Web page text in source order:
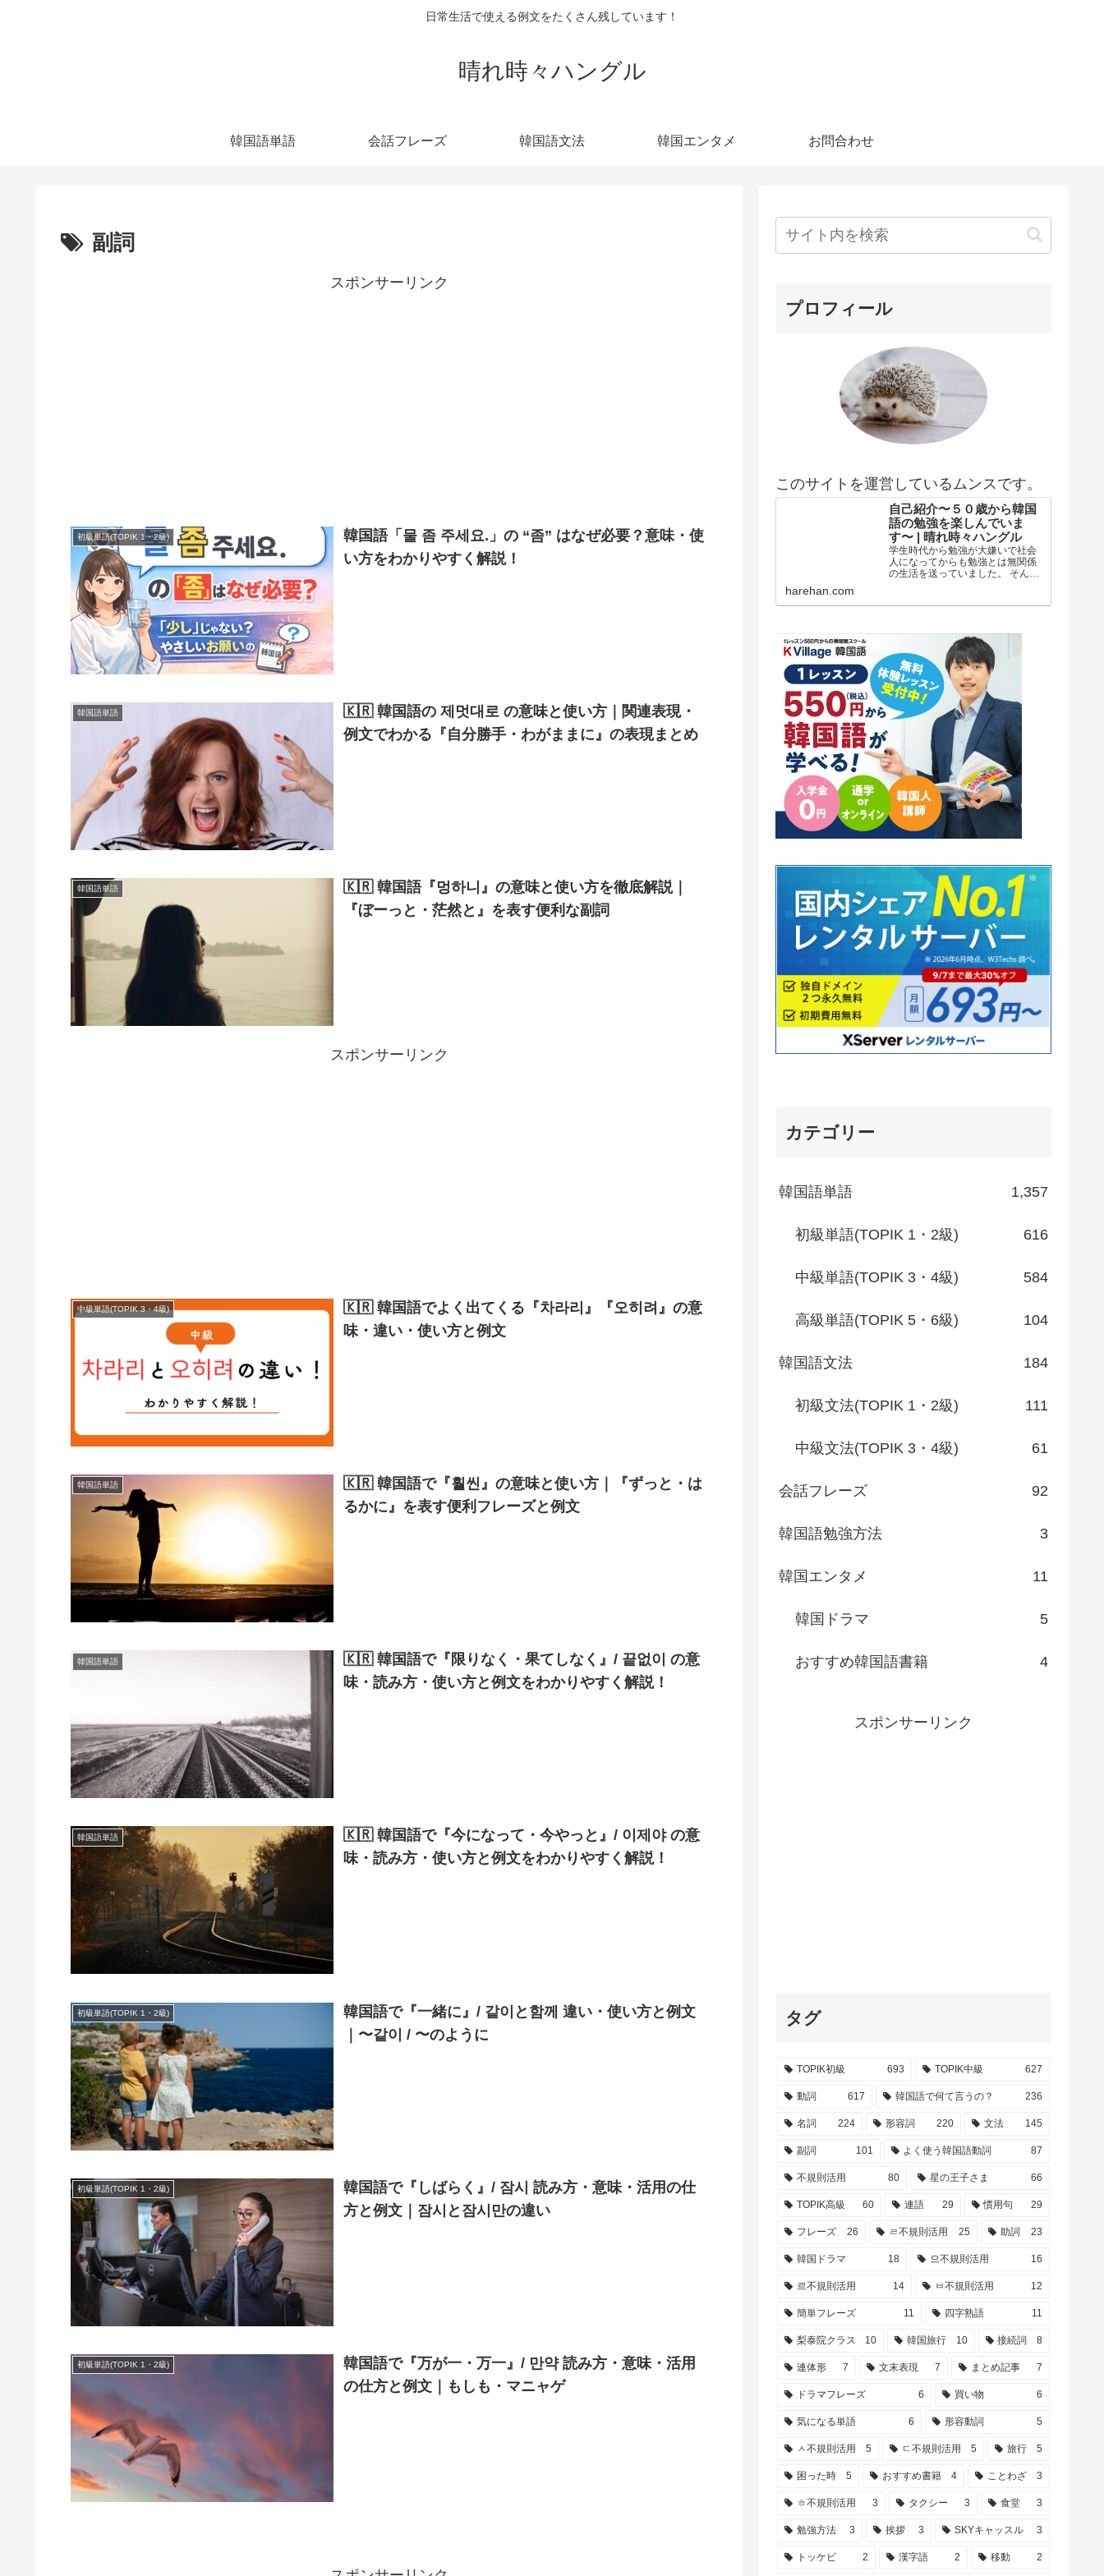
日常生活で使える例文をたくさん残しています！
晴れ時々ハングル
韓国語単語 会話フレーズ 韓国語文法 韓国エンタメ お問合わせ
副詞
スポンサーリンク
初級単語(TOPIK 1・2級)
韓国語「물 좀 주세요.」の “좀” はなぜ必要？意味・使
い方をわかりやすく解説！
韓国語単語
🇰🇷 韓国語の 제멋대로 の意味と使い方｜関連表現・
例文でわかる『自分勝手・わがままに』の表現まとめ
韓国語単語
🇰🇷 韓国語『멍하니』の意味と使い方を徹底解説｜
『ぼーっと・茫然と』を表す便利な副詞
スポンサーリンク
中級単語(TOPIK 3・4級)
🇰🇷 韓国語でよく出てくる『차라리』『오히려』の意
味・違い・使い方と例文
韓国語単語
🇰🇷 韓国語で『훨씬』の意味と使い方｜『ずっと・は
るかに』を表す便利フレーズと例文
韓国語単語
🇰🇷 韓国語で『限りなく・果てしなく』/ 끝없이 の意
味・読み方・使い方と例文をわかりやすく解説！
韓国語単語
🇰🇷 韓国語で『今になって・今やっと』/ 이제야 の意
味・読み方・使い方と例文をわかりやすく解説！
初級単語(TOPIK 1・2級)
韓国語で『一緒に』/ 같이と함께 違い・使い方と例文
｜〜같이 / 〜のように
初級単語(TOPIK 1・2級)
韓国語で『しばらく』/ 잠시 読み方・意味・活用の仕
方と例文｜잠시と잠시만の違い
初級単語(TOPIK 1・2級)
韓国語で『万が一・万一』/ 만약 読み方・意味・活用
の仕方と例文｜もしも・マニャゲ
プロフィール
このサイトを運営しているムンスです。
自己紹介〜５０歳から韓国
語の勉強を楽しんでいま
す〜 | 晴れ時々ハングル
学生時代から勉強が大嫌いで社会
人になってからも勉強とは無関係
の生活を送っていました。 そんな
す。 在日韓国人３世で小さい頃は
harehan.com
カテゴリー
韓国語単語 1,357
初級単語(TOPIK 1・2級) 616
中級単語(TOPIK 3・4級) 584
高級単語(TOPIK 5・6級) 104
韓国語文法 184
初級文法(TOPIK 1・2級) 111
中級文法(TOPIK 3・4級) 61
会話フレーズ 92
韓国語勉強方法 3
韓国エンタメ 11
韓国ドラマ 5
おすすめ韓国語書籍 4
スポンサーリンク
タグ
TOPIK初級 693 TOPIK中級 627
動詞 617 韓国語で何て言うの？ 236
名詞 224 形容詞 220 文法 145
副詞 101 よく使う韓国語動詞 87
不規則活用 80 星の王子さま 66
TOPIK高級 60 連語 29 慣用句 29
フレーズ 26 ㄹ不規則活用 25 助詞 23
韓国ドラマ 18 으不規則活用 16
르不規則活用 14 ㅂ不規則活用 12
簡単フレーズ 11 四字熟語 11
梨泰院クラス 10 韓国旅行 10 接続詞 8
連体形 7 文末表現 7 まとめ記事 7
ドラマフレーズ 6 買い物 6
気になる単語 6 形容動詞 5
ㅅ不規則活用 5 ㄷ不規則活用 5 旅行 5
困った時 5 おすすめ書籍 4 ことわざ 3
ㅎ不規則活用 3 タクシー 3 食堂 3
勉強方法 3 挨拶 3 SKYキャッスル 3
トッケビ 2 漢字語 2 移動 2